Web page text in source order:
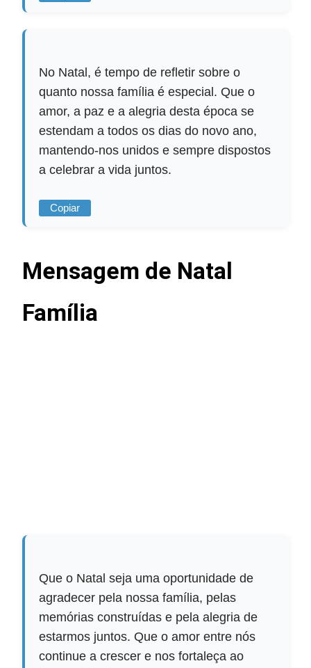
No Natal, é tempo de refletir sobre o
quanto nossa família é especial. Que o
amor, a paz e a alegria desta época se
estendam a todos os dias do novo ano,
mantendo-nos unidos e sempre dispostos
a celebrar a vida juntos.
Copiar
Mensagem de Natal
Família
Que o Natal seja uma oportunidade de
agradecer pela nossa família, pelas
memórias construídas e pela alegria de
estarmos juntos. Que o amor entre nós
continue a crescer e nos fortaleça ao